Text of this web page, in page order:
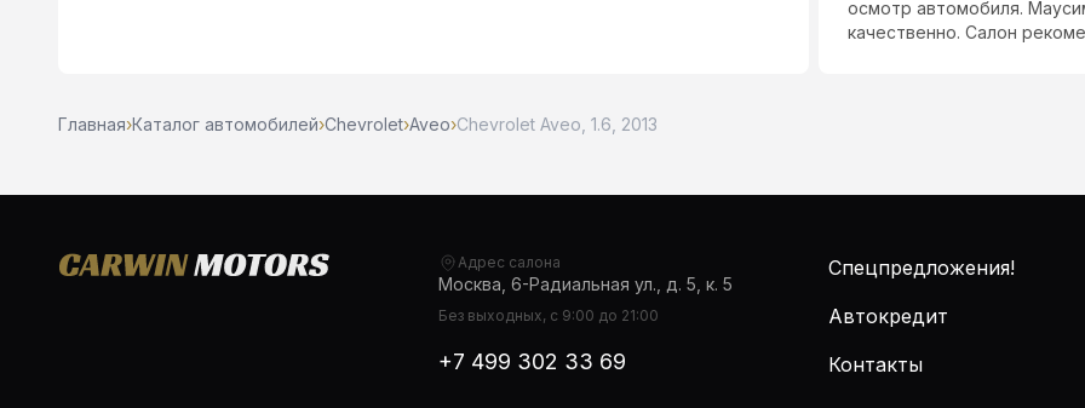
Главная›Каталог автомобилей›Chevrolet›Aveo›Chevrolet Aveo, 1.6, 2013
Адрес салона
Москва, 6-Радиальная ул., д. 5, к. 5
Без выходных, с 9:00 до 21:00
+7 499 302 33 69
Спецпредложения!
Автокредит
Контакты